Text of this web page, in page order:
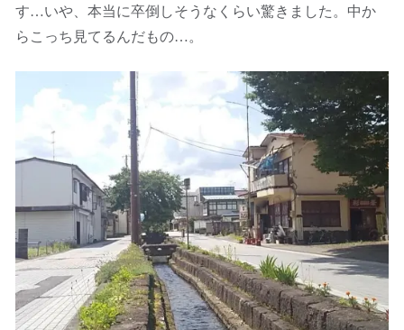
す…いや、本当に卒倒しそうなくらい驚きました。中か
らこっち見てるんだもの…。